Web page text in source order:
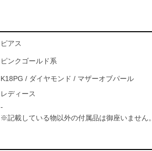
ピアス
ピンクゴールド系
K18PG / ダイヤモンド / マザーオブパール
レディース
-
※記載している物以外の付属品は御座いません。